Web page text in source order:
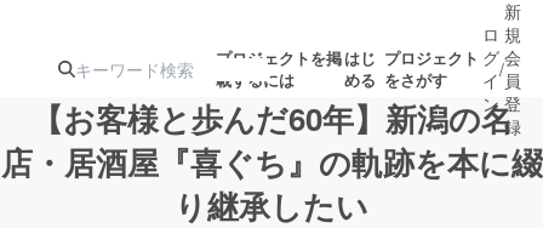
プロジェクトを掲
載するには
はじ
める
プロジェクト
をさがす
注目の新着プロ 募集終了が近いプ
ロ
グ
イ
ン
/
新
規
会
員
登
録
【お客様と歩んだ60年】新潟の名
店・居酒屋『喜ぐち』の軌跡を本に綴
り継承したい